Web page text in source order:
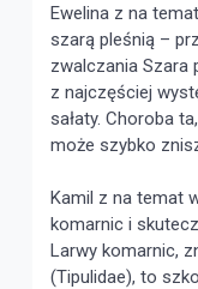
Ewelina z na
szarą pleśnią –
zwalczaniaSzara
z najczęściej
sałaty. Choroba
może szybko
Kamil z na temat
komarnic i
Larwy komarnic,
(Tipulidae), to